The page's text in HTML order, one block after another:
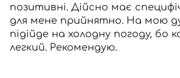
позитивні. Дійсно має
для мене прийнятно. На мою
підійде на холодну погоду, бо
легкий. Рекомендую.